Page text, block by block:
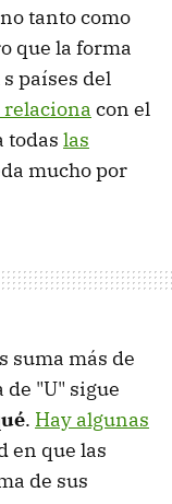
tanto como
que la forma
países del
relaciona con el
todas las
mucho por
suma más de
"U" sigue
. Hay algunas
en que las
de sus